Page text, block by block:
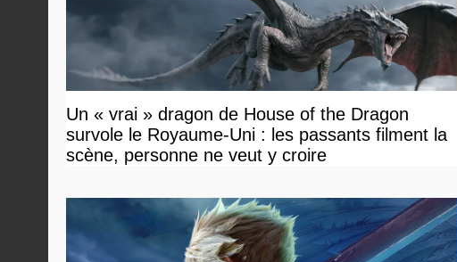
Un « vrai » dragon de House of the Dragon
survole le Royaume-Uni : les passants filment la
scène, personne ne veut y croire